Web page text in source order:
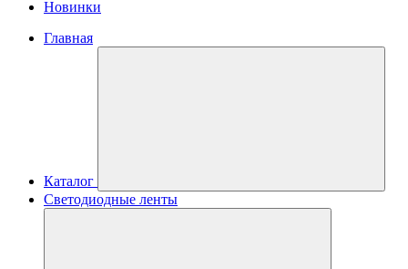
Новинки
Главная
Каталог
Светодиодные ленты